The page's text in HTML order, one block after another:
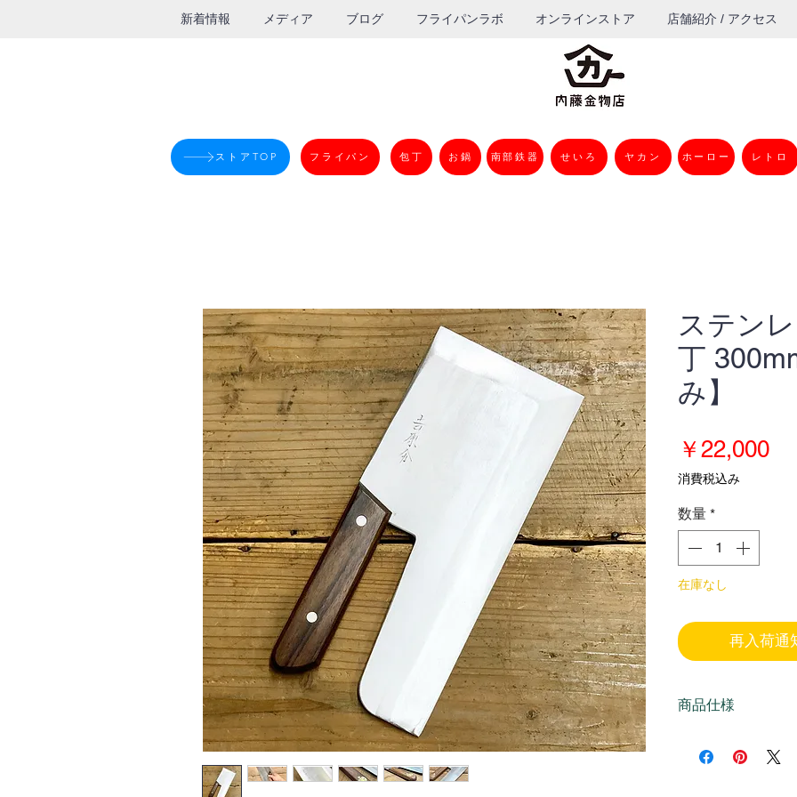
新着情報 メディア ブログ フライパンラボ オンラインストア 店舗紹介 / アクセス
ストアTOP フライパン 包丁 お鍋 南部鉄器 せいろ ヤカン ホーロー レトロ
ステン
丁
み】
￥22,000価
消費税込み
数量 *
在庫なし
再入荷通
商品仕様
なっております